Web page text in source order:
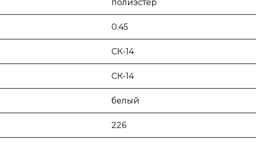
полиэстер
0.45
СК-14
СК-14
белый
226